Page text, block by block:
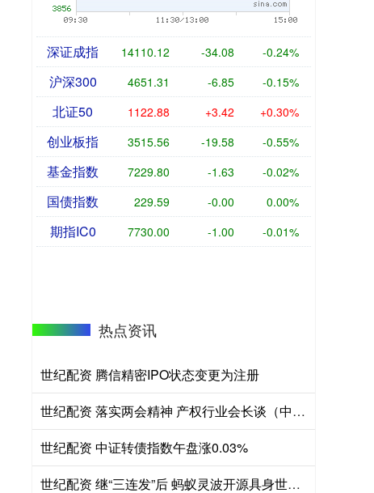
深证成指 14110.12 -34.08 -0.24%
沪深300 4651.31 -6.85 -0.15%
北证50 1122.88 +3.42 +0.30%
创业板指 3515.56 -19.58 -0.55%
基金指数 7229.80 -1.63 -0.02%
国债指数 229.59 -0.00 0.00%
期指IC0 7730.00 -1.00 -0.01%
热点资讯
世纪配资 腾信精密IPO状态变更为注册
世纪配资 落实两会精神 产权行业会长谈（中国产权协会会长—庞国标）
世纪配资 中证转债指数午盘涨0.03%
世纪配资 继“三连发”后 蚂蚁灵波开源具身世界模型LingBot-VA